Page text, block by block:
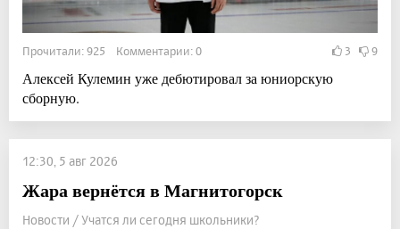
Прочитали: 925 Комментарии: 0 3 9
Алексей Кулемин уже дебютировал за юниорскую
сборную.
12:30, 5 авг 2026
Жара вернётся в Магнитогорск
Новости / Учатся ли сегодня школьники?